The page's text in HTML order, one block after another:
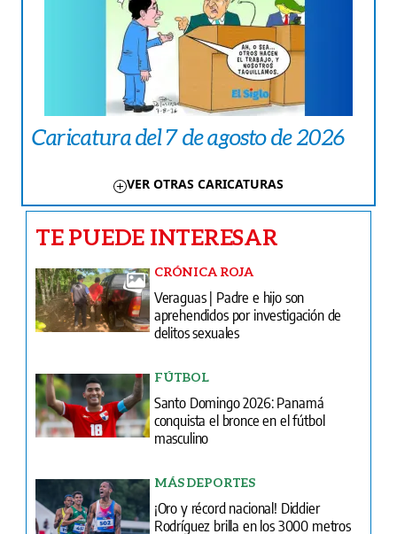
Caricatura del 7 de agosto de 2026
VER OTRAS CARICATURAS
TE PUEDE INTERESAR
CRÓNICA ROJA
Veraguas | Padre e hijo son
aprehendidos por investigación de
delitos sexuales
FÚTBOL
Santo Domingo 2026: Panamá
conquista el bronce en el fútbol
masculino
MÁS DEPORTES
¡Oro y récord nacional! Diddier
Rodríguez brilla en los 3000 metros